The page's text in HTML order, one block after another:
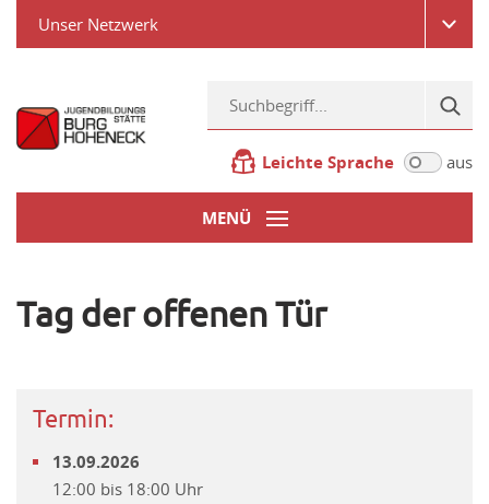
Unser Netzwerk
Leichte Sprache aus
MENÜ
Tag der offenen Tür
Termin:
13.09.2026
12:00 bis 18:00 Uhr